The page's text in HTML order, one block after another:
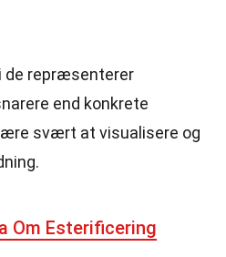
de repræsenterer
end konkrete
svært at visualisere og
Om Esterificering